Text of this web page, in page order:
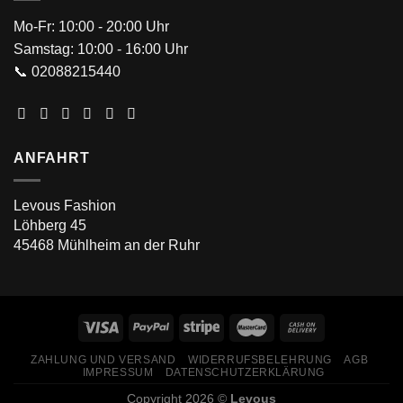
Mo-Fr: 10:00 - 20:00 Uhr
Samstag: 10:00 - 16:00 Uhr
📞 02088215440
ANFAHRT
Levous Fashion
Löhberg 45
45468 Mühlheim an der Ruhr
ZAHLUNG UND VERSAND WIDERRUFSBELEHRUNG
AGB
IMPRESSUM
DATENSCHUTZERKLÄRUNG
Copyright 2026 © Levous